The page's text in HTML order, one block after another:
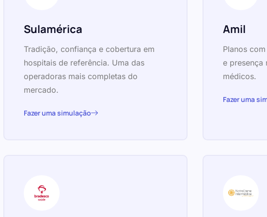
Sulamérica
Tradição, confiança e cobertura em
hospitais de referência. Uma das
operadoras mais completas do
mercado.
Fazer uma simulação
Amil
Planos
e presença
médicos.
Fazer uma